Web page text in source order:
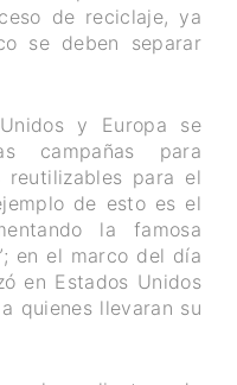
de reciclaje, ya
se deben separar
y Europa se
campañas para
para el
de esto es el
la famosa
en el marco del día
en Estados Unidos
quienes llevaran su